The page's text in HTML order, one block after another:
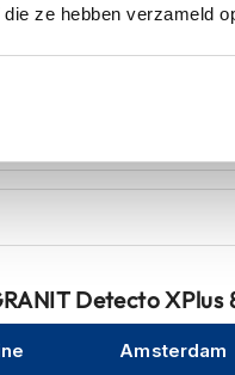
ze hebben verzameld
worden er twee sleutels
slot is: 880 gram
Detecto XPlus
Amsterdam